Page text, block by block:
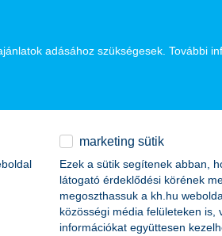
Tőlük nem sokkal lemaradva a
viszont ennél jóval szerényebben látja a
adásához szükségesek. További
marketing sütik
Ezek a sütik segítenek abban,
látogató érdeklődési körének
megoszthassuk a kh.hu
közösségi média felületeken is,
információkat együttesen